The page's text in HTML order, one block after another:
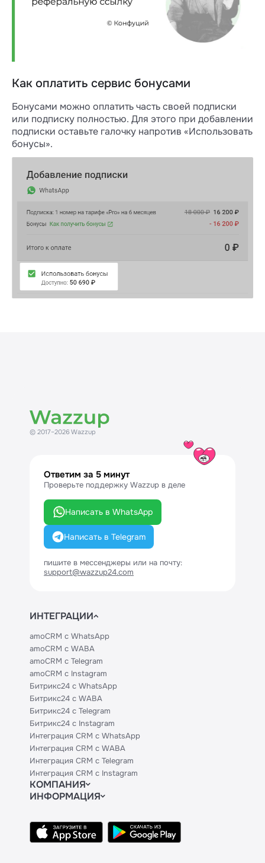
Как оплатить сервис бонусами
Бонусами можно оплатить часть своей подписки
или подписку полностью. Для этого при добавлении
подписки оставьте галочку напротив «Использовать
бонусы».
© 2017–2026 Wazzup
Ответим за 5 минут
Проверьте поддержку Wazzup в деле
Написать в WhatsApp
Написать в Telegram
пишите в мессенджеры или на почту:
support@wazzup24.com
ИНТЕГРАЦИИ
amoCRM с WhatsApp
amoCRM с WABA
amoCRM с Telegram
amoCRM с Instagram
Битрикс24 с WhatsApp
Битрикс24 с WABA
Битрикс24 с Telegram
Битрикс24 с Instagram
Интеграция CRM с WhatsApp
Интеграция CRM с WABA
Интеграция CRM с Telegram
Интеграция CRM с Instagram
КОМПАНИЯ
Блог
Контакты
Политики и соглашения
ИНФОРМАЦИЯ
Техническим партнерам
Тарифы